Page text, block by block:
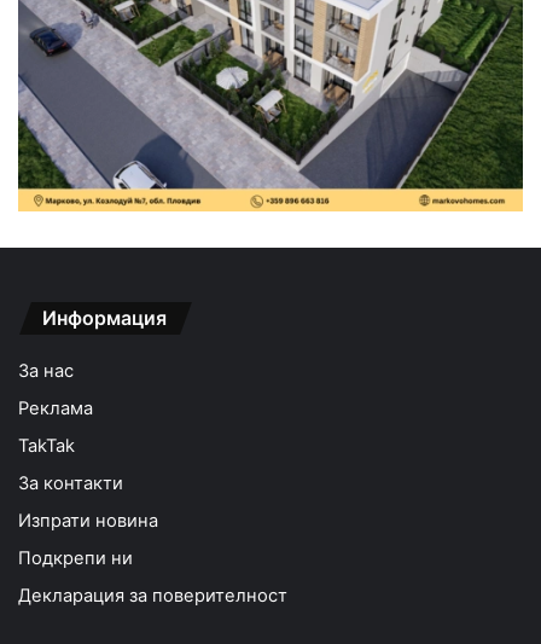
Информация
За нас
Реклама
TakTak
За контакти
Изпрати новина
Подкрепи ни
Декларация за поверителност